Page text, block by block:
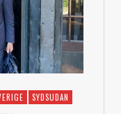
SYDSUDAN